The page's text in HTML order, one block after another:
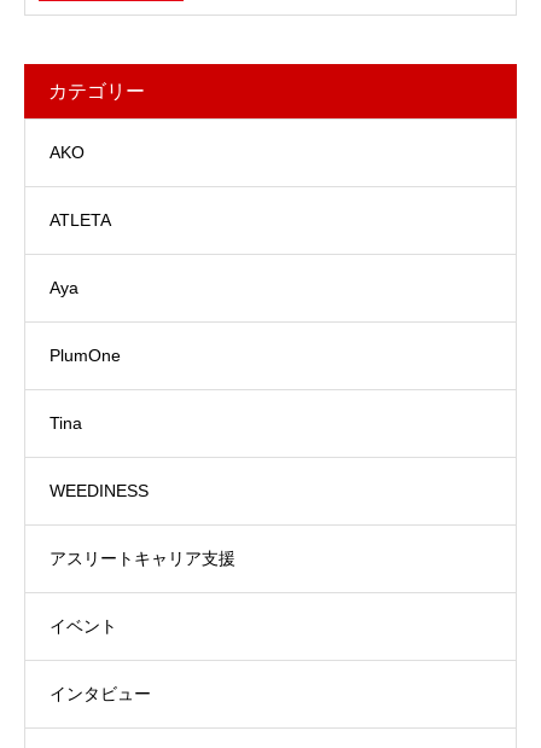
カテゴリー
AKO
ATLETA
Aya
PlumOne
Tina
WEEDINESS
アスリートキャリア支援
イベント
インタビュー